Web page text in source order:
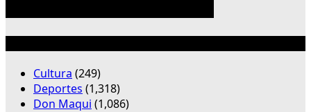
Cultura (249)
Deportes (1,318)
Don Maqui (1,086)